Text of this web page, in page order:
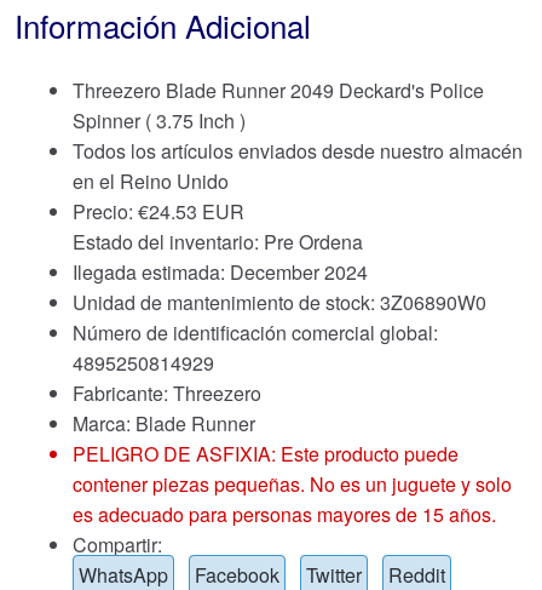
Información Adicional
Threezero Blade Runner 2049 Deckard's Police
Spinner ( 3.75 Inch )
Todos los artículos enviados desde nuestro almacén
en el Reino Unido
Precio: €24.53 EUR
Estado del inventario: Pre Ordena
Ilegada estimada: December 2024
Unidad de mantenimiento de stock: 3Z06890W0
Número de identificación comercial global:
4895250814929
Fabricante: Threezero
Marca: Blade Runner
PELIGRO DE ASFIXIA: Este producto puede
contener piezas pequeñas. No es un juguete y solo
es adecuado para personas mayores de 15 años.
Compartir:
WhatsApp
Facebook Twitter Reddit